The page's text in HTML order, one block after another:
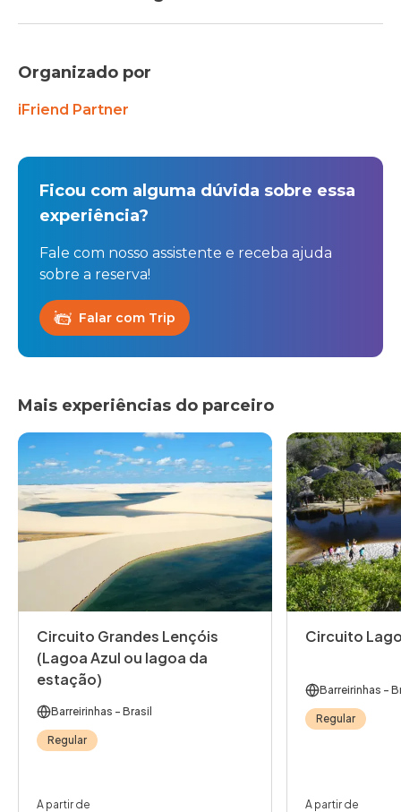
Organizado por
iFriend Partner
Ficou com alguma dúvida sobre essa
experiência?
Fale com nosso assistente e receba ajuda
sobre a reserva!
Falar com Trip
Mais experiências do parceiro
Circuito Grandes Lençóis
(Lagoa Azul ou lagoa da
estação)
Barreirinhas - Brasil
Regular
A partir de
Circuito
Barreirinhas -
Regular
A partir de